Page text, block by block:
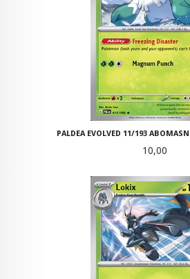
PALDEA EVOLVED 11/193
Pris
10,00